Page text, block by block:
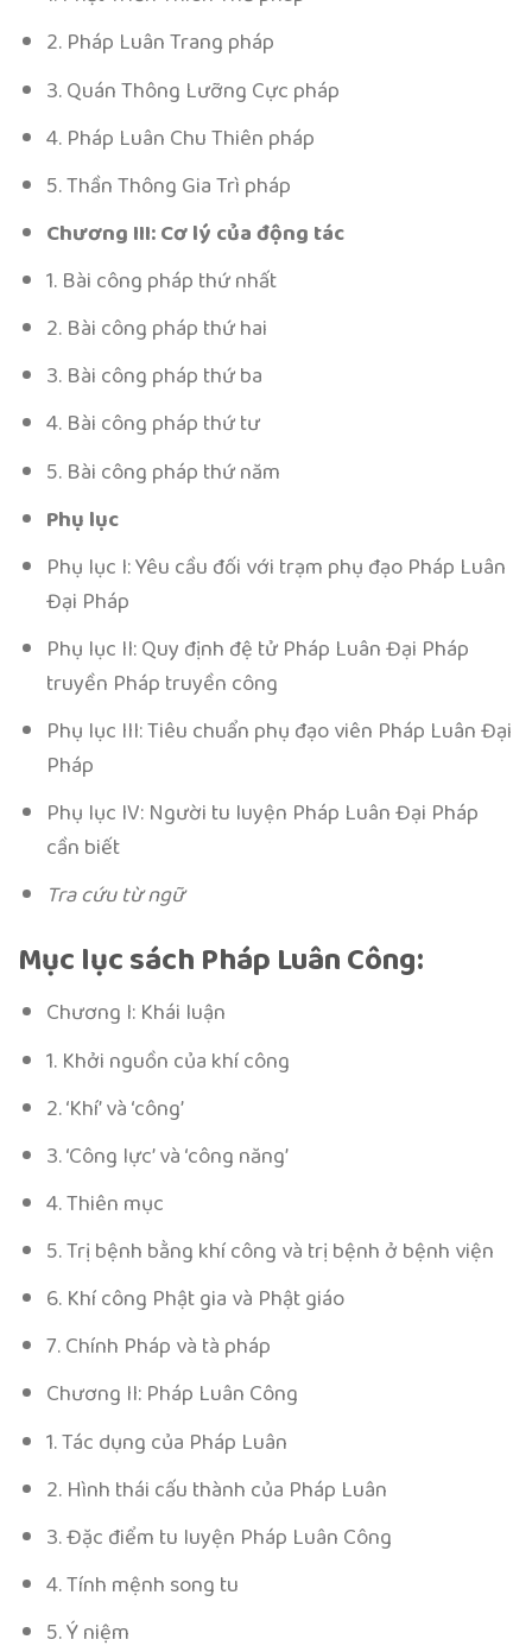
2. Pháp Luân Trang pháp
3. Quán Thông Lưỡng Cực pháp
4. Pháp Luân Chu Thiên pháp
5. Thần Thông Gia Trì pháp
Chương III: Cơ lý của động tác
1. Bài công pháp thứ nhất
2. Bài công pháp thứ hai
3. Bài công pháp thứ ba
4. Bài công pháp thứ tư
5. Bài công pháp thứ năm
Phụ lục
Phụ lục I: Yêu cầu đối với trạm phụ đạo Pháp Luân
Đại Pháp
Phụ lục II: Quy định đệ tử Pháp Luân Đại Pháp
truyền Pháp truyền công
Phụ lục III: Tiêu chuẩn phụ đạo viên Pháp Luân Đại
Pháp
Phụ lục IV: Người tu luyện Pháp Luân Đại Pháp
cần biết
Tra cứu từ ngữ
Mục lục sách Pháp Luân Công:
Chương I: Khái luận
1. Khởi nguồn của khí công
2. ‘Khí’ và ‘công’
3. ‘Công lực’ và ‘công năng’
4. Thiên mục
5. Trị bệnh bằng khí công và trị bệnh ở bệnh viện
6. Khí công Phật gia và Phật giáo
7. Chính Pháp và tà pháp
Chương II: Pháp Luân Công
1. Tác dụng của Pháp Luân
2. Hình thái cấu thành của Pháp Luân
3. Đặc điểm tu luyện Pháp Luân Công
4. Tính mệnh song tu
5. Ý niệm